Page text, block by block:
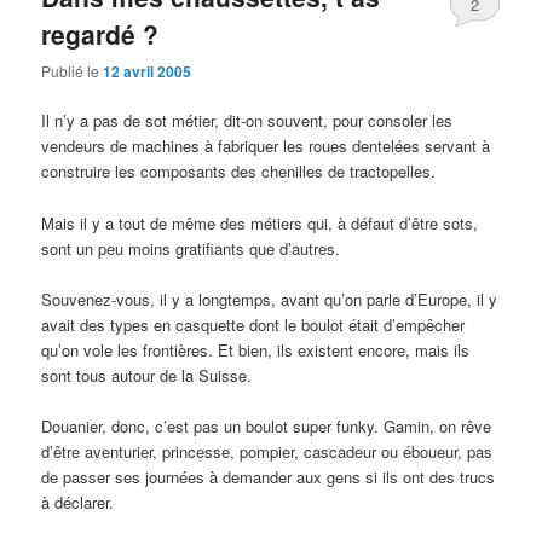
regardé ?
Publié le12 avril 2005
2
Il n’y a pas de sot métier, dit-on souvent, pour consoler les
vendeurs de machines à fabriquer les roues dentelées servant à
construire les composants des chenilles de tractopelles.
Mais il y a tout de même des métiers qui, à défaut d’être sots,
sont un peu moins gratifiants que d’autres.
Souvenez-vous, il y a longtemps, avant qu’on parle d’Europe, il y
avait des types en casquette dont le boulot était d’empêcher
qu’on vole les frontières. Et bien, ils existent encore, mais ils
sont tous autour de la Suisse.
Douanier, donc, c’est pas un boulot super funky. Gamin, on rêve
d’être aventurier, princesse, pompier, cascadeur ou éboueur, pas
de passer ses journées à demander aux gens si ils ont des trucs
à déclarer.